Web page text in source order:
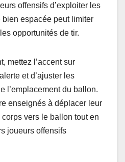
offensifs d’exploiter les
espacée peut limiter
opportunités de tir.
mettez l’accent sur
et d’ajuster les
l’emplacement du ballon.
enseignés à déplacer leur
vers le ballon tout en
joueurs offensifs